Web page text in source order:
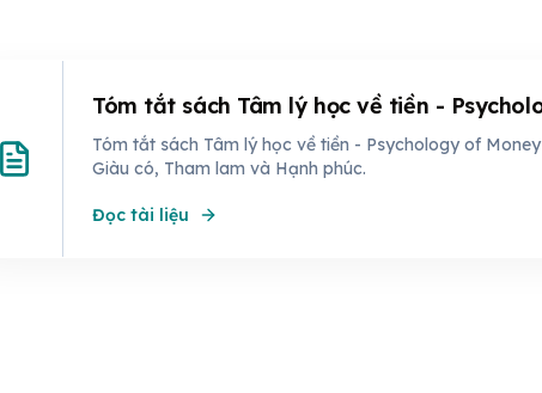
Tóm tắt sách Tâm lý học về tiền -
Tóm tắt sách Tâm lý học về tiền - Psychology of
Giàu có, Tham lam và Hạnh phúc.
Đọc tài liệu